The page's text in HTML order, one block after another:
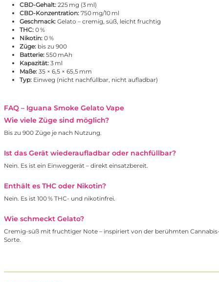
CBD-Gehalt: 225 mg (3 ml)
CBD-Konzentration: 750 mg/10 ml
Geschmack: Gelato – cremig, süß, leicht fruchtig
THC: 0 %
Nikotin: 0 %
Züge: bis zu 900
Batterie: 550 mAh
Kapazität: 3 ml
Maße: 35 × 6,5 × 65,5 mm
Typ: Einweg (nicht nachfüllbar, nicht aufladbar)
FAQ – Iguana Smoke Gelato Vape
Wie viele Züge sind möglich?
Bis zu 900 Züge je nach Nutzung.
Ist das Gerät wiederaufladbar oder nachfüllbar?
Nein. Es ist ein Einweggerät – direkt einsatzbereit.
Enthält es THC oder Nikotin?
Nein. Es ist 100 % THC- und nikotinfrei.
Wie schmeckt Gelato?
Cremig-süß mit fruchtiger Note – inspiriert von der berühmten
Sorte.